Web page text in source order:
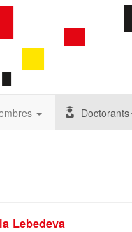
Doctorants
Lebedeva